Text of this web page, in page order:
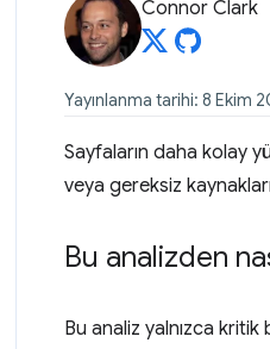
Connor Clark
Yayınlanma tarihi: 8 Ekim
Sayfaların daha kolay
veya gereksiz
Bu analizden
Bu analiz yalnızca kritik